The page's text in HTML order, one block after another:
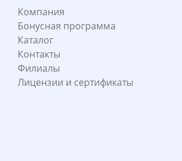
Компания
Бонусная программа
Каталог
Контакты
Филиалы
Лицензии и сертификаты